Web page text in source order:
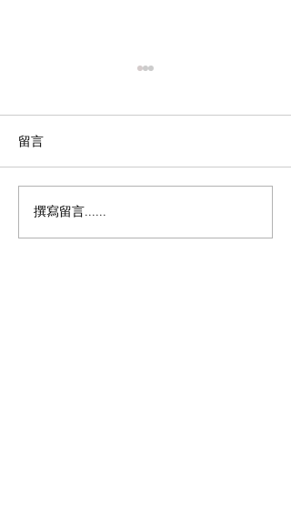
DITA【極致工藝，超越經
典的線條美學｜DITA —
留言
撰寫留言......